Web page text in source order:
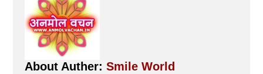
About Auther:Smile World